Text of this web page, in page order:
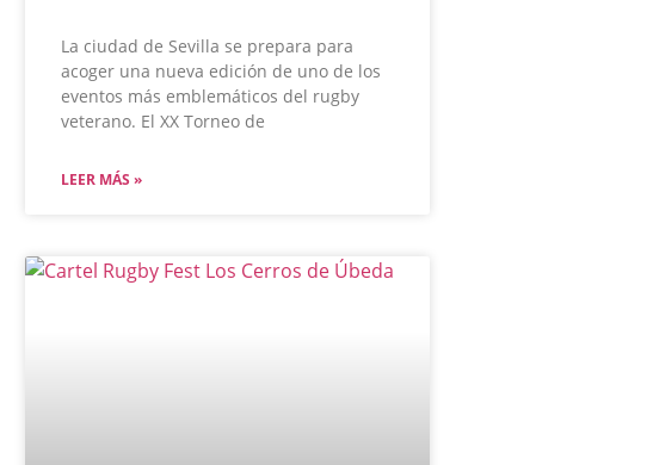
La ciudad de Sevilla se prepara para
acoger una nueva edición de uno de los
eventos más emblemáticos del rugby
veterano. El XX Torneo de
LEER MÁS »